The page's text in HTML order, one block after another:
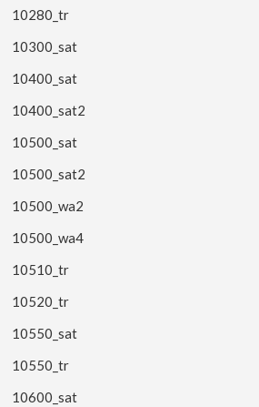
10280_tr
10300_sat
10400_sat
10400_sat2
10500_sat
10500_sat2
10500_wa2
10500_wa4
10510_tr
10520_tr
10550_sat
10550_tr
10600_sat